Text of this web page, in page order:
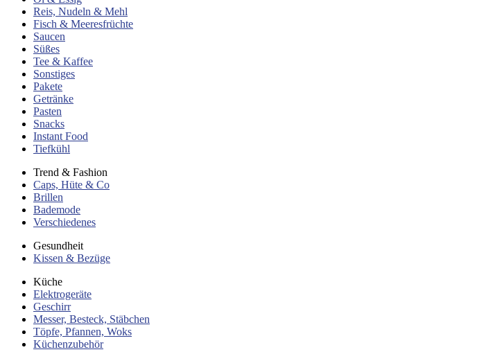
Reis, Nudeln & Mehl
Fisch & Meeresfrüchte
Saucen
Süßes
Tee & Kaffee
Sonstiges
Pakete
Getränke
Pasten
Snacks
Instant Food
Tiefkühl
Trend & Fashion
Caps, Hüte & Co
Brillen
Bademode
Verschiedenes
Gesundheit
Kissen & Bezüge
Küche
Elektrogeräte
Geschirr
Messer, Besteck, Stäbchen
Töpfe, Pfannen, Woks
Küchenzubehör